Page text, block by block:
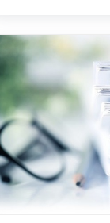
savjetovanje biti
kolovoza 2026.
provedbi izravne
IAKS mjera
godinu propisuje